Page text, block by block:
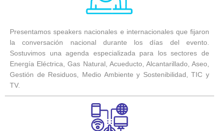
Presentamos speakers nacionales e internacionales que fijaron
la conversación nacional durante los días del evento.
Sostuvimos una agenda especializada para los sectores de
Energía Eléctrica, Gas Natural, Acueducto, Alcantarillado, Aseo,
Gestión de Residuos, Medio Ambiente y Sostenibilidad, TIC y
TV.